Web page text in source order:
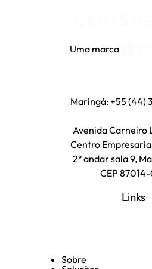
Uma marca
Maringá: +55 (44)
Avenida Carneiro
Centro
2° andar sala 9,
CEP
Links
Sobre